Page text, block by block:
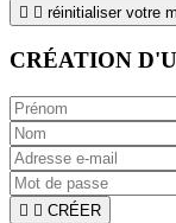
  réinitialiser votre
CRÉATION
  CRÉER